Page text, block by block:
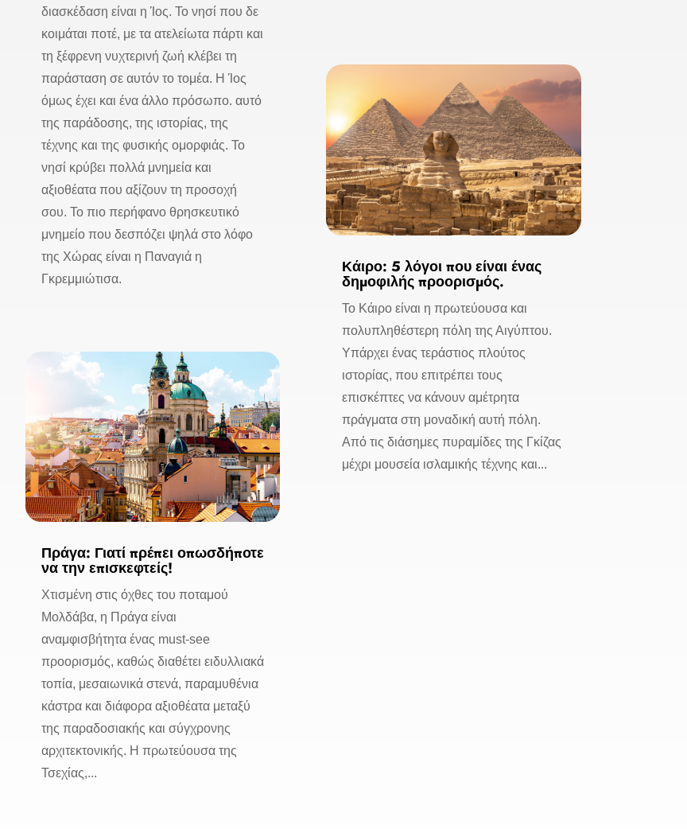
διασκέδαση είναι η Ίος. Το νησί που δε
κοιμάται ποτέ, με τα ατελείωτα πάρτι και
τη ξέφρενη νυχτερινή ζωή κλέβει τη
παράσταση σε αυτόν το τομέα. Η Ίος
όμως έχει και ένα άλλο πρόσωπο. αυτό
της παράδοσης, της ιστορίας, της
τέχνης και της φυσικής ομορφιάς. Το
νησί κρύβει πολλά μνημεία και
αξιοθέατα που αξίζουν τη προσοχή
σου. Το πιο περήφανο θρησκευτικό
μνημείο που δεσπόζει ψηλά στο λόφο
της Χώρας είναι η Παναγιά η
Γκρεμμιώτισα.
Πράγα: Γιατί πρέπει οπωσδήποτε
να την επισκεφτείς!
Χτισμένη στις όχθες του ποταμού
Μολδάβα, η Πράγα είναι
αναμφισβήτητα ένας must-see
προορισμός, καθώς διαθέτει ειδυλλιακά
τοπία, μεσαιωνικά στενά, παραμυθένια
κάστρα και διάφορα αξιοθέατα μεταξύ
της παραδοσιακής και σύγχρονης
αρχιτεκτονικής. Η πρωτεύουσα της
Τσεχίας,...
Κάιρο: 5 λόγοι που είναι ένας
δημοφιλής προορισμός.
Το Κάιρο είναι η πρωτεύουσα και
πολυπληθέστερη πόλη της Αιγύπτου.
Υπάρχει ένας τεράστιος πλούτος
ιστορίας, που επιτρέπει τους
επισκέπτες να κάνουν αμέτρητα
πράγματα στη μοναδική αυτή πόλη.
Από τις διάσημες πυραμίδες της Γκίζας
μέχρι μουσεία ισλαμικής τέχνης και...